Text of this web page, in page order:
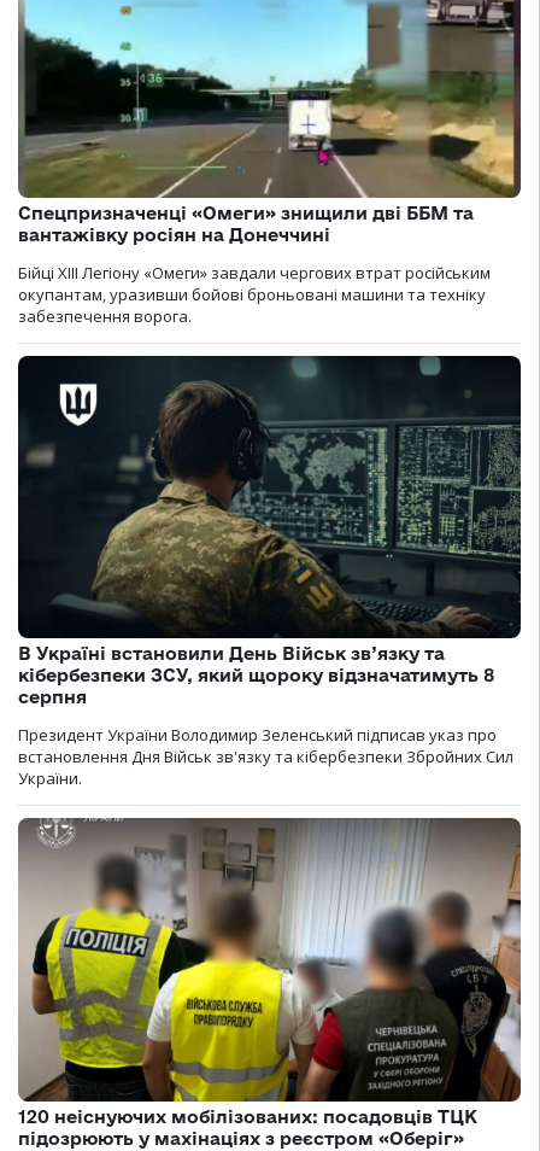
Спецпризначенці «Омеги» знищили дві ББМ та
вантажівку росіян на Донеччині
Бійці ХІІІ Легіону «Омеги» завдали чергових втрат російським
окупантам, уразивши бойові броньовані машини та техніку
забезпечення ворога.
В Україні встановили День Військ зв’язку та
кібербезпеки ЗСУ, який щороку відзначатимуть 8
серпня
Президент України Володимир Зеленський підписав указ про
встановлення Дня Військ зв'язку та кібербезпеки Збройних Сил
України.
120 неіснуючих мобілізованих: посадовців ТЦК
підозрюють у махінаціях з реєстром «Оберіг»